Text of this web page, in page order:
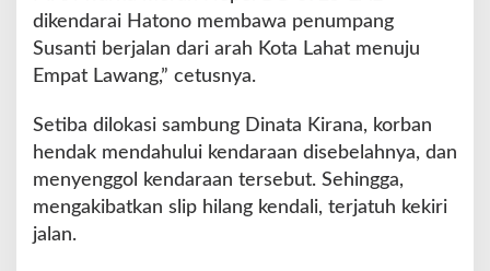
dikendarai Hatono membawa penumpang
Susanti berjalan dari arah Kota Lahat menuju
Empat Lawang,” cetusnya.
Setiba dilokasi sambung Dinata Kirana, korban
hendak mendahului kendaraan disebelahnya, dan
menyenggol kendaraan tersebut. Sehingga,
mengakibatkan slip hilang kendali, terjatuh kekiri
jalan.